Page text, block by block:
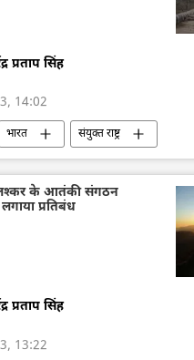
प्रताप सिंह
14:02
भारत
संयुक्त राष्ट्र
भारतीय सेना
लश्कर के आतंकी संगठन
प्रतिबंध
प्रताप सिंह
13:22